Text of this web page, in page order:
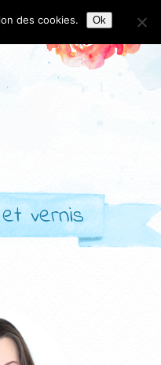
vernis
des cookies. Ok